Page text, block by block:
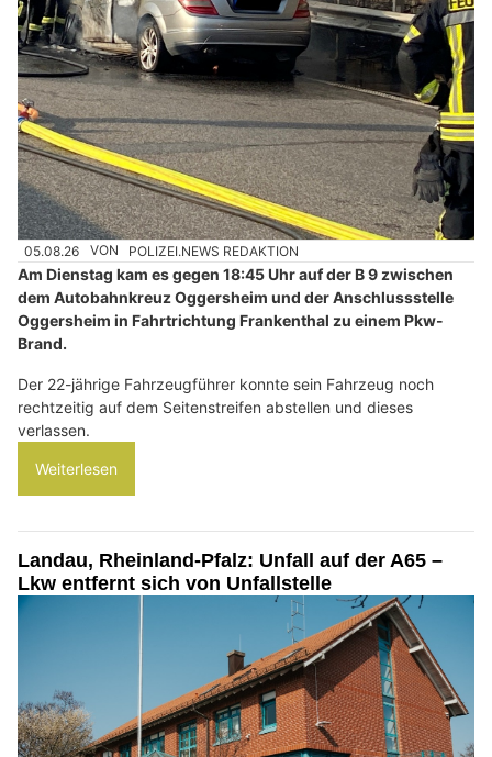
05.08.26 VON POLIZEI.NEWS REDAKTION
Am Dienstag kam es gegen 18:45 Uhr auf der B 9 zwischen
dem Autobahnkreuz Oggersheim und der Anschlussstelle
Oggersheim in Fahrtrichtung Frankenthal zu einem Pkw-
Brand.
Der 22-jährige Fahrzeugführer konnte sein Fahrzeug noch
rechtzeitig auf dem Seitenstreifen abstellen und dieses
verlassen.
Weiterlesen
Landau, Rheinland-Pfalz: Unfall auf der A65 –
Lkw entfernt sich von Unfallstelle